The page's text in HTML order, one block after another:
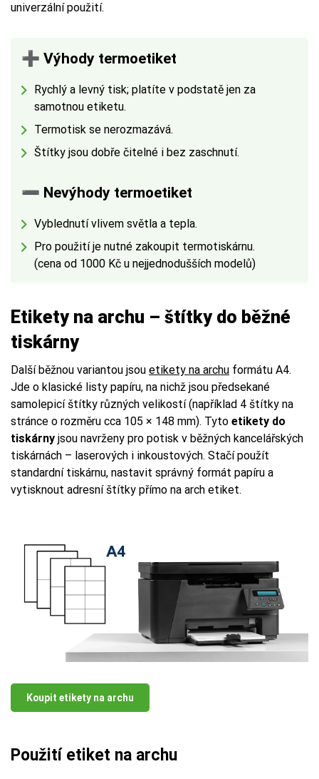
univerzální použití.
➕ Výhody termoetiket
Rychlý a levný tisk; platíte v podstatě jen za
samotnou etiketu.
Termotisk se nerozmazává.
Štítky jsou dobře čitelné i bez zaschnutí.
➖ Nevýhody termoetiket
Vyblednutí vlivem světla a tepla.
Pro použití je nutné zakoupit termotiskárnu.
(cena od 1000 Kč u nejjednodušších modelů)
Etikety na archu – štítky do běžné
tiskárny
Další běžnou variantou jsou etikety na archu formátu A4.
Jde o klasické listy papíru, na nichž jsou předsekané
samolepicí štítky různých velikostí (například 4 štítky na
stránce o rozměru cca 105 × 148 mm). Tyto etikety do
tiskárny jsou navrženy pro potisk v běžných kancelářských
tiskárnách – laserových i inkoustových. Stačí použít
standardní tiskárnu, nastavit správný formát papíru a
vytisknout adresní štítky přímo na arch etiket.
Koupit etikety na archu
Použití etiket na archu